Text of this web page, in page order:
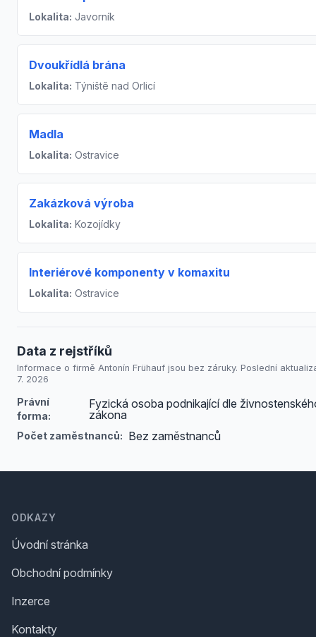
Lokalita: Javorník
Dvoukřídlá brána
Lokalita: Týniště nad Orlicí
Madla
Lokalita: Ostravice
Zakázková výroba
Lokalita: Kozojídky
Interiérové komponenty v komaxitu
Lokalita: Ostravice
Data z rejstříků
Informace o firmě Antonín Frühauf jsou bez záruky. Poslední
7. 2026
Právní
forma:
Fyzická osoba podnikající dle
zákona
Počet zaměstnanců: Bez zaměstnanců
ODKAZY
Úvodní stránka
Obchodní podmínky
Inzerce
Kontakty